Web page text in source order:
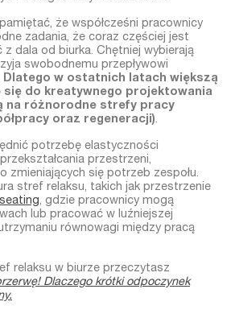
że współcześni pracownicy
zadania, że coraz częściej jest
z dala od biurka. Chętniej wybierają
swobodnemu przepływowi
Dlatego w ostatnich latach większą
się do kreatywnego projektowania
na różnorodne strefy pracy
oraz regeneracji).
potrzebę elastyczności
przestrzeni,
zmieniających się potrzeb zespołu.
stref relaksu, takich jak przestrzenie
, gdzie pracownicy mogą
lub pracować w luźniejszej
równowagi między pracą
relaksu w biurze przeczytasz
Dlaczego krótki odpoczynek